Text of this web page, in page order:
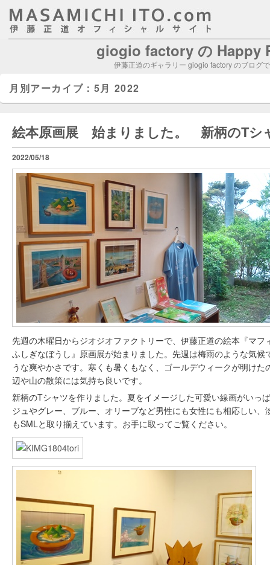
giogio factory の Happy
伊藤正道のギャラリー giogio factory のブログ
月別アーカイブ： 5月 2022
絵本原画展 始まりました。 新柄のTシ
2022/05/18
先週の木曜日からジオジオファクトリーで、伊藤正道の絵本『マ
ふしぎなぼうし』原画展が始まりました。先週は梅雨のような気候
うな爽やかさです。寒くも暑くもなく、ゴールデウィークが明けた
辺や山の散策には気持ち良いです。
新柄のTシャツを作りました。夏をイメージした可愛い線画がいっ
ジュやグレー、ブルー、オリーブなど男性にも女性にも相応しい、
もSMLと取り揃えています。お手に取ってご覧ください。